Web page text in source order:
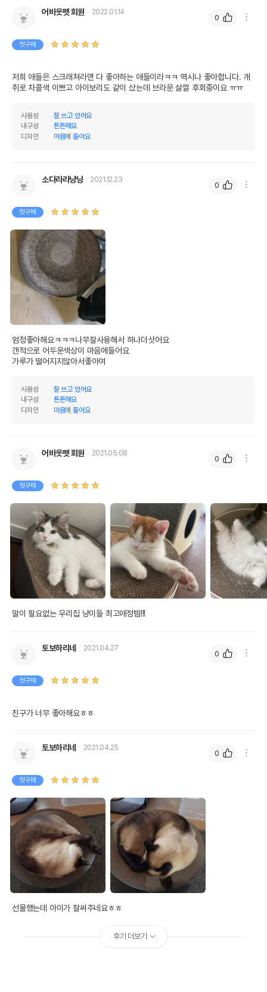
또는 소비자상담 관련
전화번호
어바웃펫//1644-9601
유통기한을 따릅니다.
어바웃펫 회원 2022.01.14
첫구매
저희 애들은 스크래쳐라면 다 좋아하는 애들이라ㅋㅋ 역시나 좋아합니다. 개
취로 차콜색 이쁘고 아이보리도 같이 샀는데 브라운 살껄 후회중이요 ㅠㅠ
사용성
잘 쓰고 있어요
내구성
튼튼해요
디자인
마음에 들어요
0
소다라라냥냥 2021.12.23
첫구매
엄청좋아해요ㅋㅋㅋ나무잘사용해서 하나더삿어요
갠적으로 어두운색상이 마음에들어요
가루가 떨어지지않아서좋아여
사용성
잘 쓰고 있어요
내구성
튼튼해요
디자인
마음에 들어요
0
어바웃펫 회원 2021.05.08
첫구매
말이 필요없는 우리집 냥이들 최고애정템!!!
0
토보하리네 2021.04.27
첫구매
친구가 너무 좋아해요ㅎㅎ
0
토보하리네 2021.04.25
첫구매
선물했는데 아이가 잘써주네요ㅎㅎ
0
후기 더보기